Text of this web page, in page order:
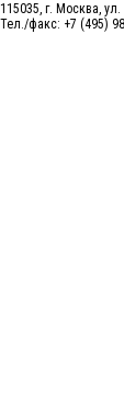
115035, г. Москва,
Тел./факс: +7 (495)